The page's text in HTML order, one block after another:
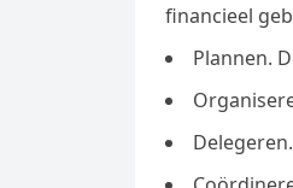
financieel
Plannen.
Delegeren.